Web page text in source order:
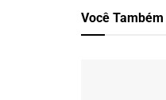
Você Também